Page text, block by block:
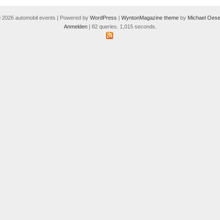
2026 automobil events | Powered by WordPress | WyntonMagazine theme by Michael
Anmelden| 82 queries. 1,015 seconds.